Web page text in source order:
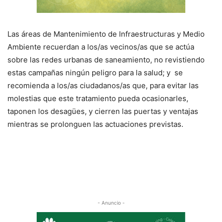
Las áreas de Mantenimiento de Infraestructuras y Medio
Ambiente recuerdan a los/as vecinos/as que se actúa
sobre las redes urbanas de saneamiento, no revistiendo
estas campañas ningún peligro para la salud; y se
recomienda a los/as ciudadanos/as que, para evitar las
molestias que este tratamiento pueda ocasionarles,
taponen los desagües, y cierren las puertas y ventajas
mientras se prolonguen las actuaciones previstas.
- Anuncio -